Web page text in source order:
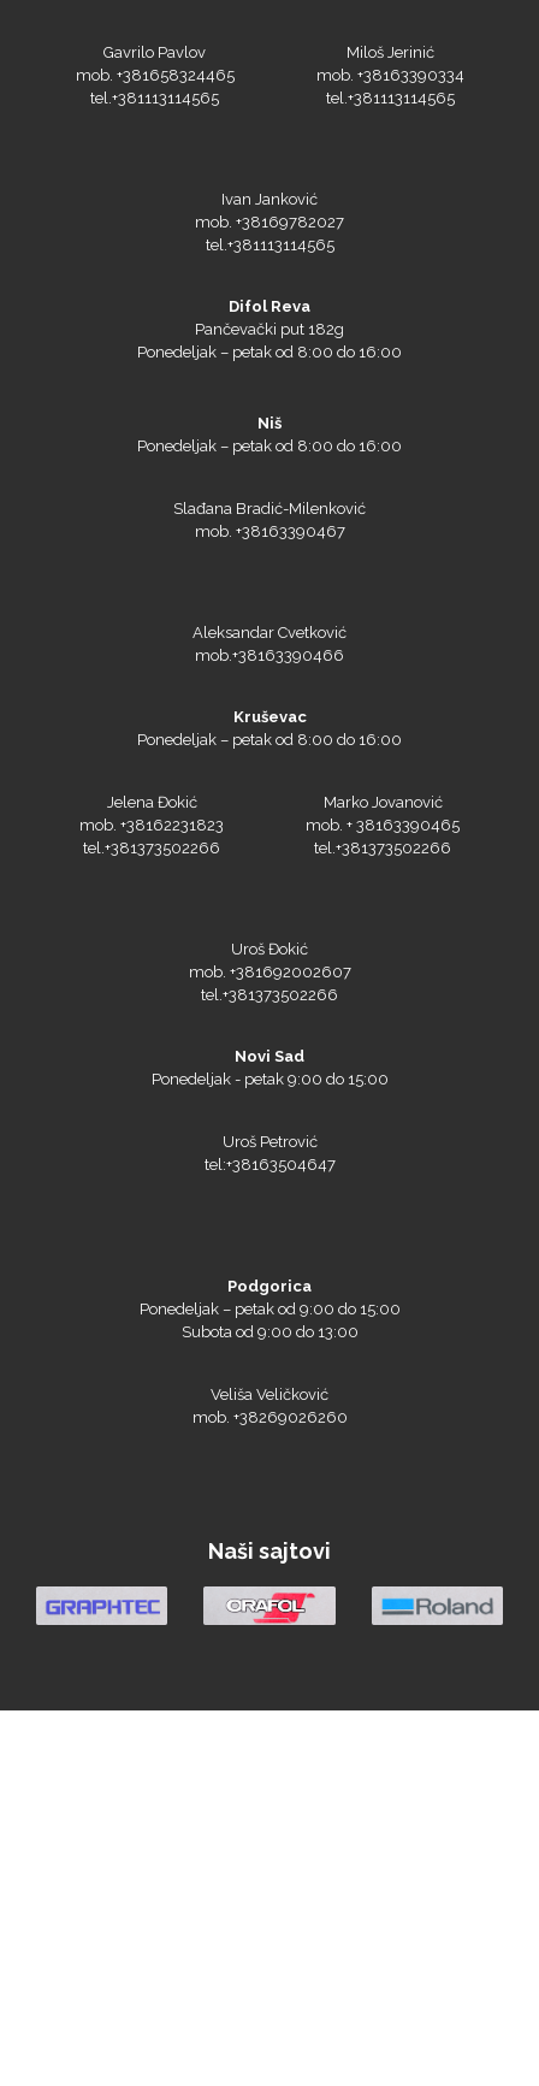
Gavrilo Pavlov
mob. +381658324465
tel.+381113114565
Miloš Jerinić
mob. +38163390334
tel.+381113114565
Ivan Janković
mob. +38169782027
tel.+381113114565
Difol Reva
Pančevački put 182g
Ponedeljak – petak od 8:00 do 16:00
Niš
Ponedeljak – petak od 8:00 do 16:00
Slađana Bradić-Milenković
mob. +38163390467
Aleksandar Cvetković
mob.+38163390466
Kruševac
Ponedeljak – petak od 8:00 do 16:00
Jelena Đokić
mob. +38162231823
tel.+381373502266
Marko Jovanović
mob. + 38163390465
tel.+381373502266
Uroš Đokić
mob. +381692002607
tel.+381373502266
Novi Sad
Ponedeljak - petak 9:00 do 15:00
Uroš Petrović
tel:+38163504647
Podgorica
Ponedeljak – petak od 9:00 do 15:00
Subota od 9:00 do 13:00
Veliša Veličković
mob. +38269026260
Naši sajtovi